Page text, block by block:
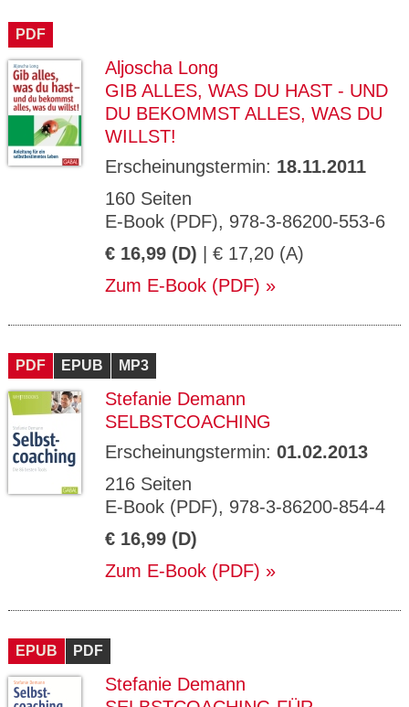
PDF
Aljoscha Long
GIB ALLES, WAS DU HAST - UND
DU BEKOMMST ALLES, WAS DU
WILLST!
Erscheinungstermin: 18.11.2011
160 Seiten
E-Book (PDF), 978-3-86200-553-6
€ 16,99 (D) | € 17,20 (A)
Zum E-Book (PDF)
PDF EPUB MP3
Stefanie Demann
SELBSTCOACHING
Erscheinungstermin: 01.02.2013
216 Seiten
E-Book (PDF), 978-3-86200-854-4
€ 16,99 (D)
Zum E-Book (PDF)
EPUB PDF
Stefanie Demann